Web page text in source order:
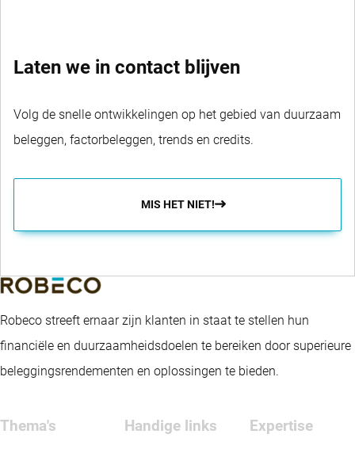
Laten we in contact blijven
Volg de snelle ontwikkelingen op het gebied van duurzaam
beleggen, factorbeleggen, trends en credits.
MIS HET NIET!
Robeco streeft ernaar zijn klanten in staat te stellen hun
financiële en duurzaamheidsdoelen te bereiken door superieure
beleggingsrendementen en oplossingen te bieden.
Thema's Handige links Expertise